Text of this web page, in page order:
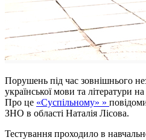
Порушень під час зовнішнього
української мови та літератури
Про це «Суспільному» »
ЗНО в області Наталія Лісова.
Тестування проходило в